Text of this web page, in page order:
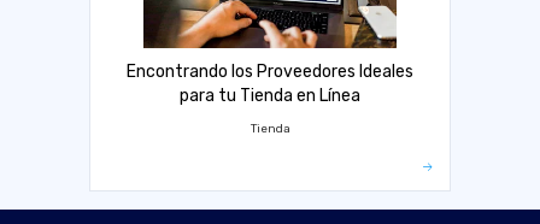
Encontrando los Proveedores Ideales
para tu Tienda en Línea
Tienda